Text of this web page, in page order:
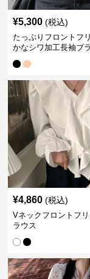
¥5,300 (税込)
たっぷりフロントフ
かなシワ加工長袖ブ
¥4,860 (税込)
Vネックフロントフ
ラウス